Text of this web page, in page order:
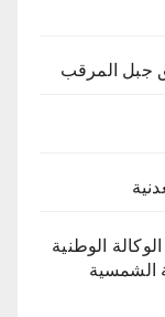
جبل المرقب
الوطنية
الشمسية